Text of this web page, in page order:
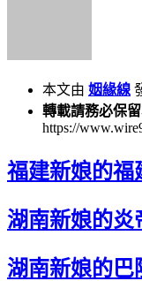
本文由 姻緣線
轉載請務必保留
https://
福建新娘的福
湖南新娘的炎
湖南新娘的巴